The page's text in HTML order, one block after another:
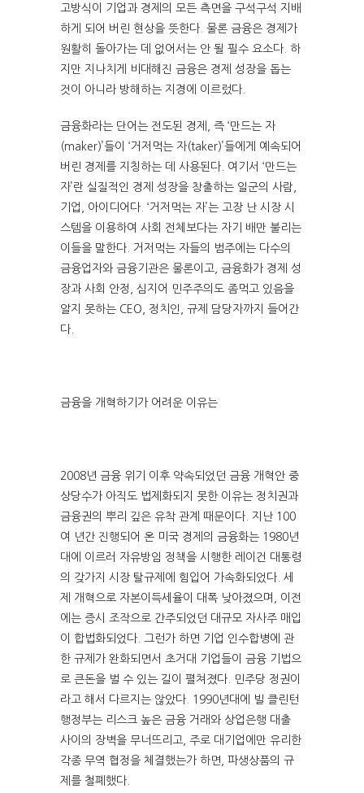
고방식이 기업과 경제의 모든 측면을 구석구석 지배
하게 되어 버린 현상을 뜻한다. 물론 금융은 경제가
원활히 돌아가는 데 없어서는 안 될 필수 요소다. 하
지만 지나치게 비대해진 금융은 경제 성장을 돕는
것이 아니라 방해하는 지경에 이르렀다.
금융화라는 단어는 전도된 경제, 즉 ‘만드는 자
(maker)’들이 ‘거저먹는 자(taker)’들에게 예속되어
버린 경제를 지칭하는 데 사용된다. 여기서 ‘만드는
자’란 실질적인 경제 성장을 창출하는 일군의 사람,
기업, 아이디어다. ‘거저먹는 자’는 고장 난 시장 시
스템을 이용하여 사회 전체보다는 자기 배만 불리는
이들을 말한다. 거저먹는 자들의 범주에는 다수의
금융업자와 금융기관은 물론이고, 금융화가 경제 성
장과 사회 안정, 심지어 민주주의도 좀먹고 있음을
알지 못하는 CEO, 정치인, 규제 담당자까지 들어간
다.
금융을 개혁하기가 어려운 이유는
2008년 금융 위기 이후 약속되었던 금융 개혁안 중
상당수가 아직도 법제화되지 못한 이유는 정치권과
금융권의 뿌리 깊은 유착 관계 때문이다. 지난 100
여 년간 진행되어 온 미국 경제의 금융화는 1980년
대에 이르러 자유방임 정책을 시행한 레이건 대통령
의 갖가지 시장 탈규제에 힘입어 가속화되었다. 세
제 개혁으로 자본이득세율이 대폭 낮아졌으며, 이전
에는 증시 조작으로 간주되었던 대규모 자사주 매입
이 합법화되었다. 그런가 하면 기업 인수합병에 관
한 규제가 완화되면서 초거대 기업들이 금융 기법으
로 큰돈을 벌 수 있는 길이 펼쳐졌다. 민주당 정권이
라고 해서 다르지는 않았다. 1990년대에 빌 클린턴
행정부는 리스크 높은 금융 거래와 상업은행 대출
사이의 장벽을 무너뜨리고, 주로 대기업에만 유리한
각종 무역 협정을 체결했는가 하면, 파생상품의 규
제를 철폐했다.